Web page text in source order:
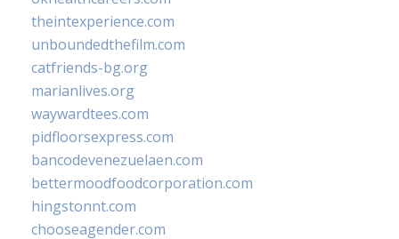
theintexperience.com
unboundedthefilm.com
catfriends-bg.org
marianlives.org
waywardtees.com
pidfloorsexpress.com
bancodevenezuelaen.com
bettermoodfoodcorporation.com
hingstonnt.com
chooseagender.com